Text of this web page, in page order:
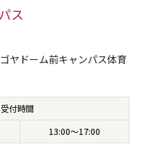
ス
ゴヤドーム前キャンパス体育
受付時間
13:00～17:00